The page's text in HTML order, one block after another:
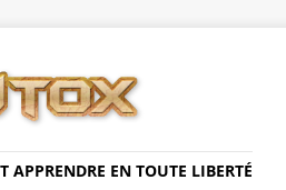
APPRENDRE EN TOUTE LIBERTÉ